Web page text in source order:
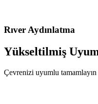
Rıver Aydınlatma
Yükseltilmiş
Çevrenizi uyumlu tamamlayın